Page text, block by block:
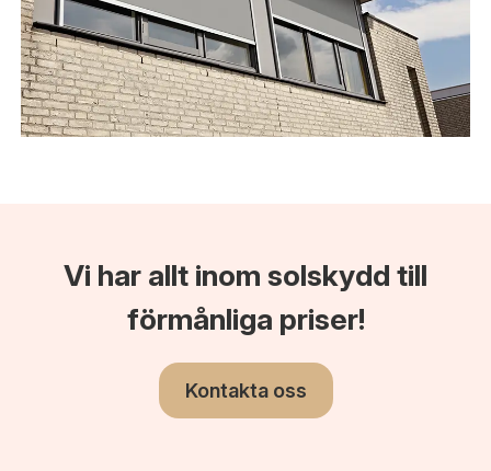
Vi har allt inom solskydd till
förmånliga priser!
Kontakta oss